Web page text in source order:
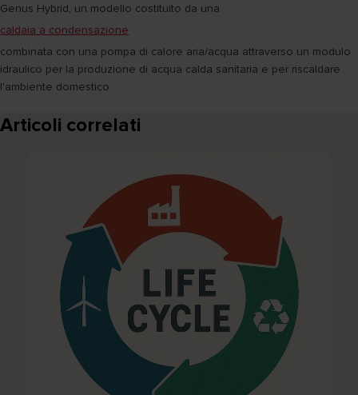
Genus Hybrid, un modello costituito da una
caldaia a condensazione
combinata con una pompa di calore aria/acqua attraverso un modulo
idraulico per la produzione di acqua calda sanitaria e per riscaldare
l'ambiente domestico.
Articoli correlati